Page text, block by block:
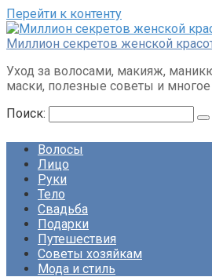
Перейти к контенту
Миллион секретов женской
Уход за волосами, макияж,
маски, полезные советы и многое
Поиск:
Волосы
Лицо
Руки
Тело
Свадьба
Подарки
Путешествия
Советы хозяйкам
Мода и стиль